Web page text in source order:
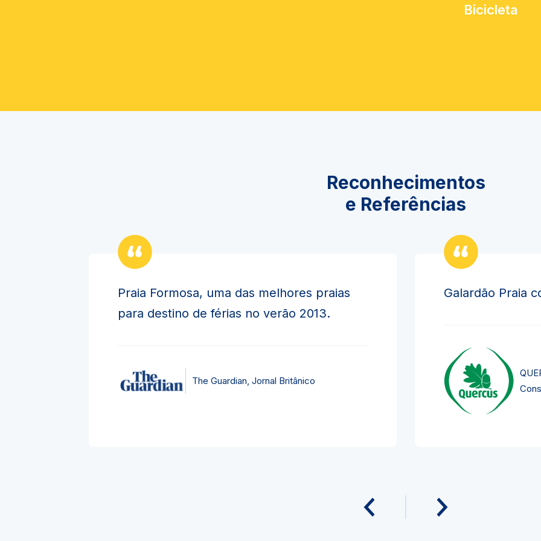
Bicicleta
Reconhecimentos
e Referências
Praia Formosa, uma das melhores praias
para destino de férias no verão 2013.
The Guardian, Jornal Britânico
Galardão Praia